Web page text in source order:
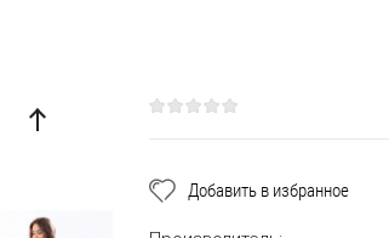
Добавить в избранное